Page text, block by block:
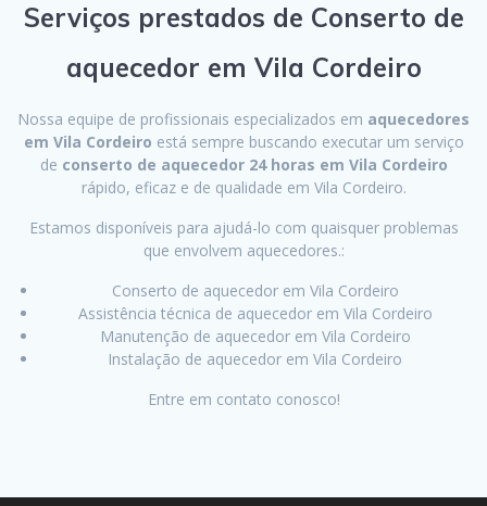
Serviços prestados de Conserto de
aquecedor em Vila Cordeiro
Nossa equipe de profissionais especializados em aquecedores
em Vila Cordeiro está sempre buscando executar um serviço
de conserto de aquecedor 24 horas em Vila Cordeiro
rápido, eficaz e de qualidade em Vila Cordeiro.
Estamos disponíveis para ajudá-lo com quaisquer problemas
que envolvem aquecedores.:
Conserto de aquecedor em Vila Cordeiro
Assistência técnica de aquecedor em Vila Cordeiro
Manutenção de aquecedor em Vila Cordeiro
Instalação de aquecedor em Vila Cordeiro
Entre em contato conosco!